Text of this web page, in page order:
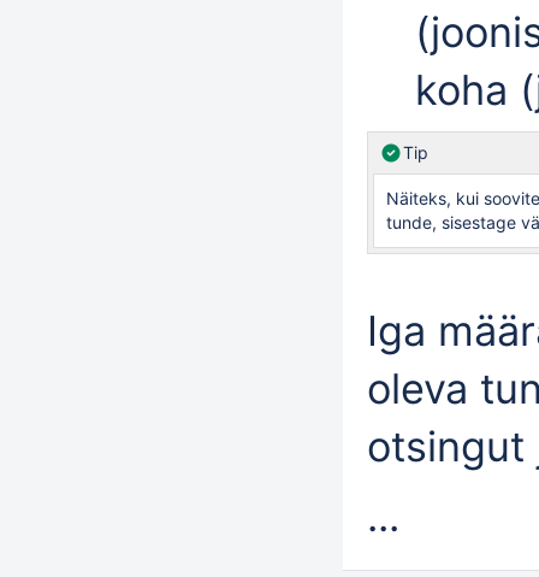
koha
Tip
Näiteks, kui
tunde, sisestage
Iga
oleva
otsingut
...